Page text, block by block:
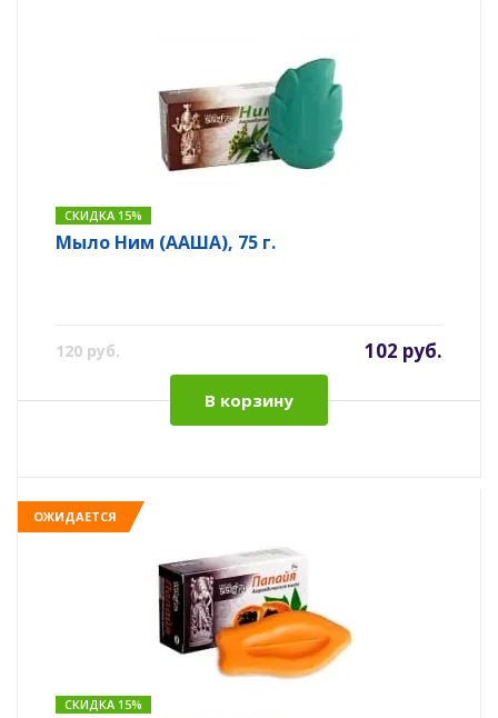
СКИДКА 15%
Мыло Ним (ААША), 75 г.
120 руб. 102 руб.
В корзину
ОЖИДАЕТСЯ
СКИДКА 15%